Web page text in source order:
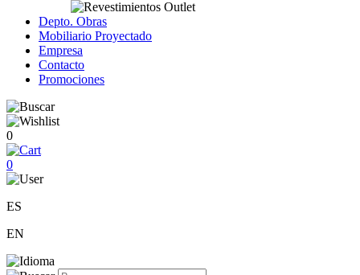
Depto. Obras
Mobiliario Proyectado
Empresa
Contacto
Promociones
0
0
ES
EN